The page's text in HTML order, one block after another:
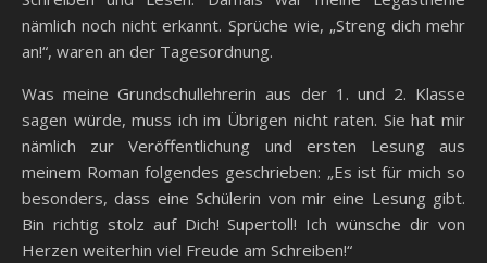
nämlich noch nicht erkannt. Sprüche wie, „Streng dich mehr
an!“, waren an der Tagesordnung.
Was meine Grundschullehrerin aus der 1. und 2. Klasse
sagen würde, muss ich im Übrigen nicht raten. Sie hat mir
nämlich zur Veröffentlichung und ersten Lesung aus
meinem Roman folgendes geschrieben: „Es ist für mich so
besonders, dass eine Schülerin von mir eine Lesung gibt.
Bin richtig stolz auf Dich! Supertoll! Ich wünsche dir von
Herzen weiterhin viel Freude am Schreiben!“